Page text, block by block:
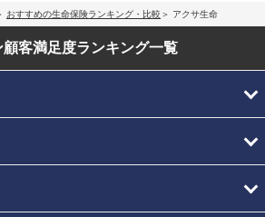
おすすめの生命保険ランキング・比較 アクサ生命
顧客満足度ランキング一覧